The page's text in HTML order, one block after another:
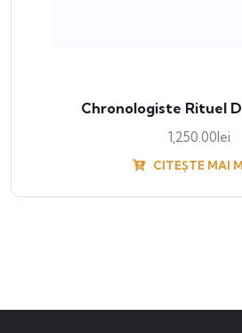
Chronologiste Rituel
1,250.00lei
CITEȘTE MAI